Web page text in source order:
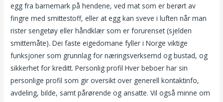
egg fra barnemark på hendene, ved mat som er berørt av
fingre med smittestoff, eller at egg kan sveve i luften når man
rister sengetøy eller håndklær som er forurenset (sjelden
smittemåte). Dei faste eigedomane fyller i Norge viktige
funksjoner som grunnlag for næringsverksemd og bustad, og
sikkerhet for kreditt. Personlig profil Hver beboer har sin
personlige profil som gir oversikt over generell kontaktinfo,
avdeling, bilde, samt pårørende og ansatte. Vil også minne om